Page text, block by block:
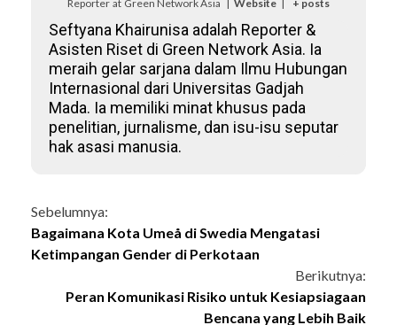
Reporter at Green Network Asia Website + posts
Seftyana Khairunisa adalah Reporter &
Asisten Riset di Green Network Asia. Ia
meraih gelar sarjana dalam Ilmu Hubungan
Internasional dari Universitas Gadjah
Mada. Ia memiliki minat khusus pada
penelitian, jurnalisme, dan isu-isu seputar
hak asasi manusia.
Continue
Reading
Sebelumnya:
Bagaimana Kota Umeå di Swedia Mengatasi
Ketimpangan Gender di Perkotaan
Berikutnya:
Peran Komunikasi Risiko untuk Kesiapsiagaan
Bencana yang Lebih Baik